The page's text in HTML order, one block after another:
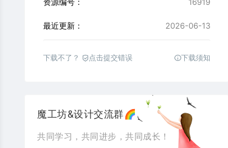
最近更新： 2026-06-13
下载不了？ 点击提交错误 下载须知
魔工坊&设计交流群🌈
共同学习，共同进步，共同成长！